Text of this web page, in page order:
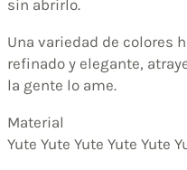
sin abrirlo.
Una variedad de colores
refinado y elegante,
la gente lo ame.
Material
Yute Yute Yute Yute Yute